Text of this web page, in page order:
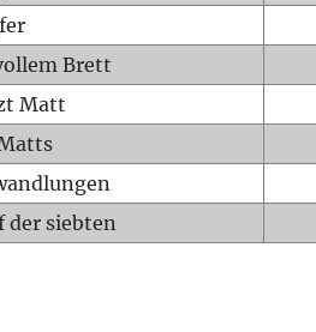
Brett
Matt
der siebten